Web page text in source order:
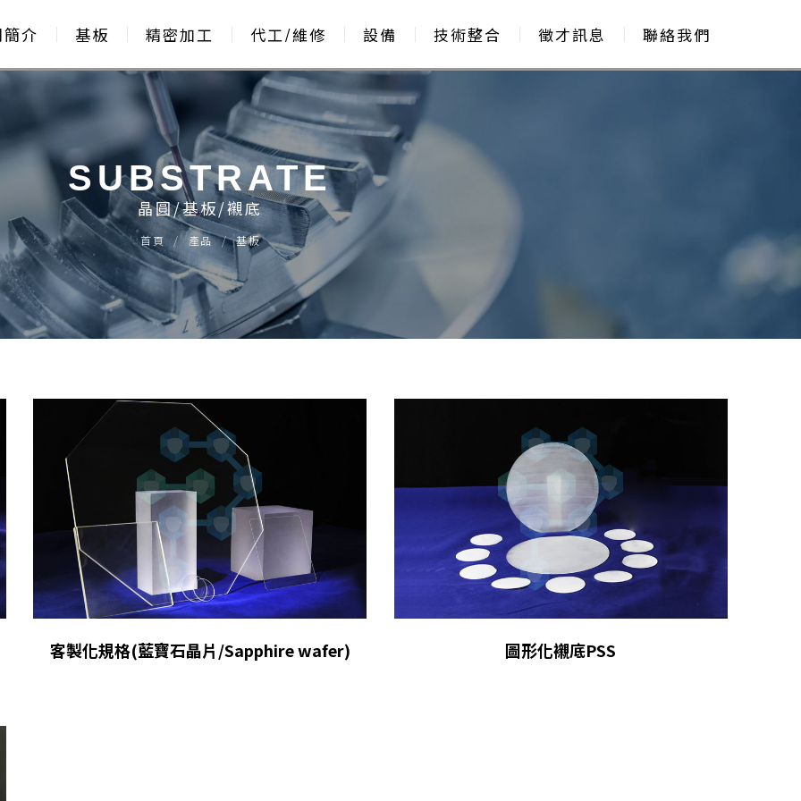
介 基板 精密加工 代工/維修 設備 技術整合 徵才訊息 聯絡我們
SUBSTRATE
晶圓/基板/襯底
首頁 產品 基板
客製化規格(藍寶石晶片/Sapphire wafer) 圖形化襯底PSS